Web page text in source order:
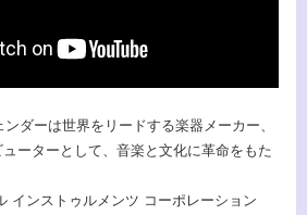
ダーは世界をリードする楽器メーカー、
ーターとして、音楽と文化に革命をもた
インストゥルメンツ コーポレーション